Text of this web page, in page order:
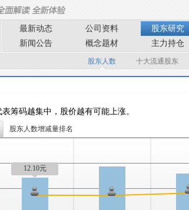
最新动态 公司资料 股东研究
新闻公告
概念题材 主力持仓
股东人数 十大流通股东
筹码越集中，股价越有可能上涨。
股东人数增减量排名
12.10元